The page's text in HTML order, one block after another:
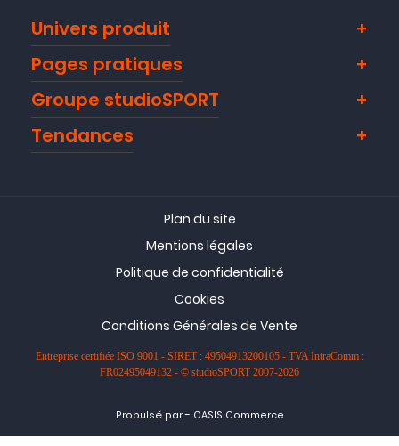
Univers produit
Pages pratiques
Groupe studioSPORT
Tendances
Plan du site
Mentions légales
Politique de confidentialité
Cookies
Conditions Générales de Vente
Entreprise certifiée ISO 9001 - SIRET : 49504913200105 - TVA IntraComm :
FR02495049132 - © studioSPORT 2007-2026
Propulsé par- OASIS Commerce